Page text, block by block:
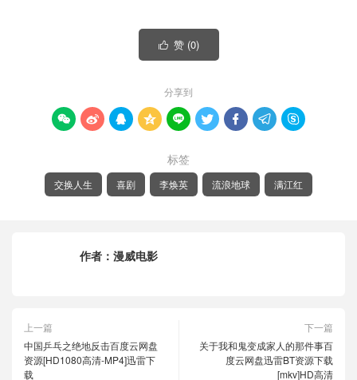
 赞 (0)
分享到
        
标签
交换人生 喜剧 李焕英 流浪地球 满江红
作者： 漫威电影
上一篇
中国乒乓之绝地反击百度云网盘
资源[HD1080高清-MP4]迅雷下
载
下一篇
关于我和鬼变成家人的那件事百
度云网盘迅雷BT资源下载
[mkv]HD高清